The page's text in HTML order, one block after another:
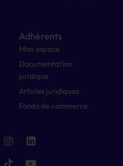
Adhérents
Mon espace
Documentation
juridique
Articles juridiques
Fonds de commerce